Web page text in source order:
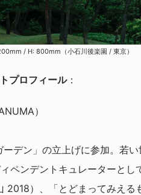
/ H: 800mm（小石川後楽園 / 東京）
プロフィール：
）
デン」の立上げに参加。若
ペンデントキュレーターと
2018）、「とどまってみえ